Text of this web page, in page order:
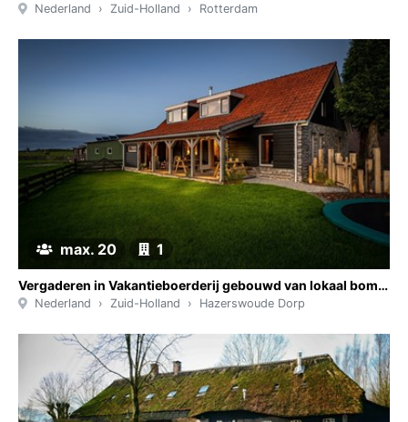
Nederland Zuid-Holland Rotterdam
max. 20 1
Vergaderen in Vakantieboerderij gebouwd van lokaal bomenhout
Nederland Zuid-Holland Hazerswoude Dorp